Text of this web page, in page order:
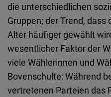
die unterschiedlichen
Gruppen; der Trend,
Alter häufiger gewählt
wesentlicher Faktor der
viele Wählerinnen und
Bovenschulte: Während
vertretenen Parteien das